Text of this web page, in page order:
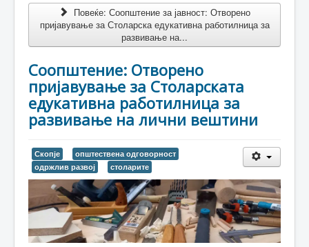
Повеќе: Соопштение за јавност: Отворено
пријавување за Столарска едукативна работилница за
развивање на...
Соопштение: Отворено
пријавување за Столарската
едукативна работилница за
развивање на лични вештини
Скопје
општествена одговорност
одржлив развој
столарите